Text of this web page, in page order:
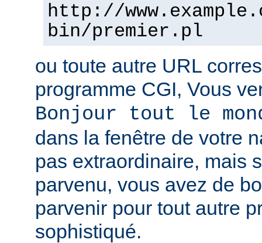
http://
bin/premier.pl
ou toute autre URL
programme CGI, Vous
Bonjour tout le
dans la fenêtre de votre
pas extraordinaire, mais
parvenu, vous avez de
parvenir pour tout autre
sophistiqué.